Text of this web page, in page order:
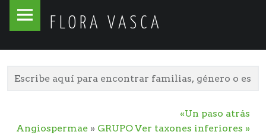
FLORA VASCA
Flora
Skip
«Un paso atrás
Ver taxones inferiores »
Angiospermae» GRUPO